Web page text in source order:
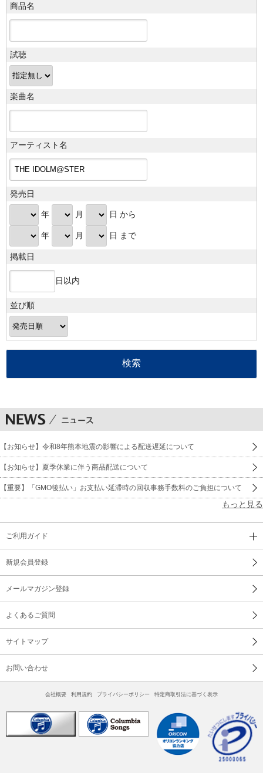
商品名
試聴
楽曲名
アーティスト名
発売日
年 月 日 から
年 月 日 まで
掲載日
日以内
並び順
【お知らせ】令和8年熊本地震の影響による配送遅延について
【お知らせ】夏季休業に伴う商品配送について
【重要】「GMO後払い」お支払い延滞時の回収事務手数料のご負担について
もっと見る
ご利用ガイド
新規会員登録
メールマガジン登録
よくあるご質問
サイトマップ
お問い合わせ
会社概要 利用規約 プライバシーポリシー 特定商取引法に基づく表示